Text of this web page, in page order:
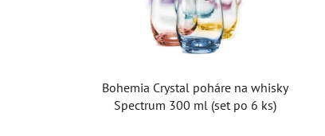
Bohemia Crystal poháre na whisky
Spectrum 300 ml (set po 6 ks)